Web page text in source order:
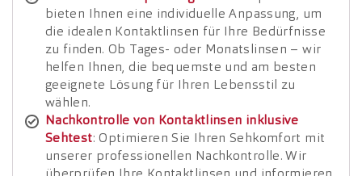
bieten Ihnen eine individuelle Anpassung, um
die idealen Kontaktlinsen für Ihre Bedürfnisse
zu finden. Ob Tages- oder Monatslinsen – wir
helfen Ihnen, die bequemste und am besten
geeignete Lösung für Ihren Lebensstil zu
wählen.
Nachkontrolle von Kontaktlinsen inklusive
Sehtest: Optimieren Sie Ihren Sehkomfort mit
unserer professionellen Nachkontrolle. Wir